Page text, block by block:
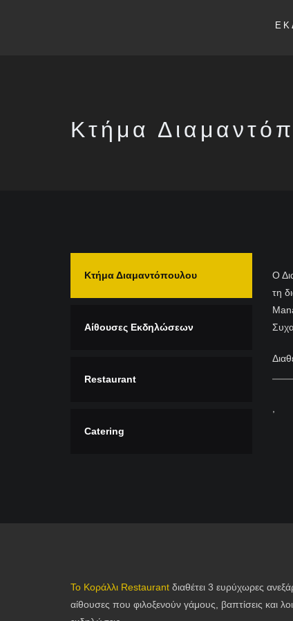
Κτήμα
Κτήμα Διαμαντόπουλου
Αίθουσες Εκδηλώσεων
Restaurant
Catering
Ο
τη
Το Κοράλλι Restaurant διαθέτει 3 ευρύχωρες
αίθουσες που φιλοξενούν γάμους, βαπτίσεις και